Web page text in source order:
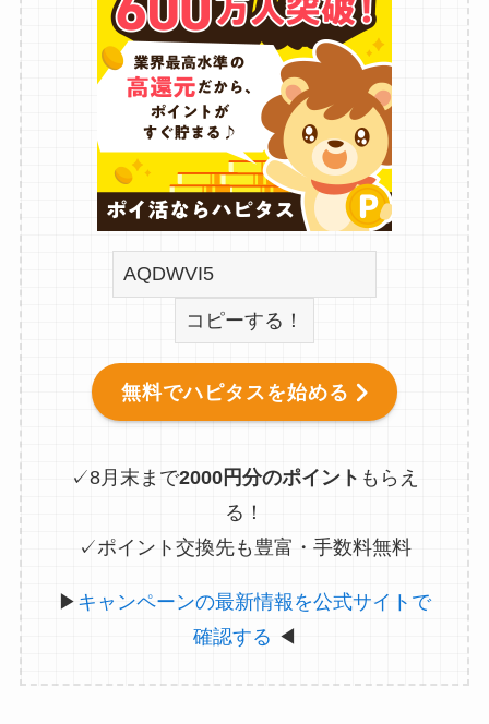
コピーする！
無料でハピタスを始める
✓8月末まで2000円分のポイント もらえ
る！
✓ポイント交換先も豊富・手数料無料
▶ キャンペーンの最新情報を公式サイトで
確認する ◀